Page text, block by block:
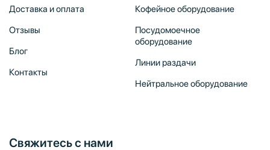
Доставка и оплата
Отзывы
Блог
Контакты
Кофейное оборудование
Посудомоечное
оборудование
Линии раздачи
Нейтральное оборудование
Свяжитесь с нами